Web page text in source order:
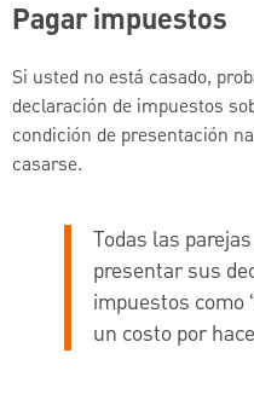
Pagar impuestos
Si usted no está casado,
declaración de impuestos
condición de presentación
casarse.
Todas las
presentar sus
impuestos como
un costo por